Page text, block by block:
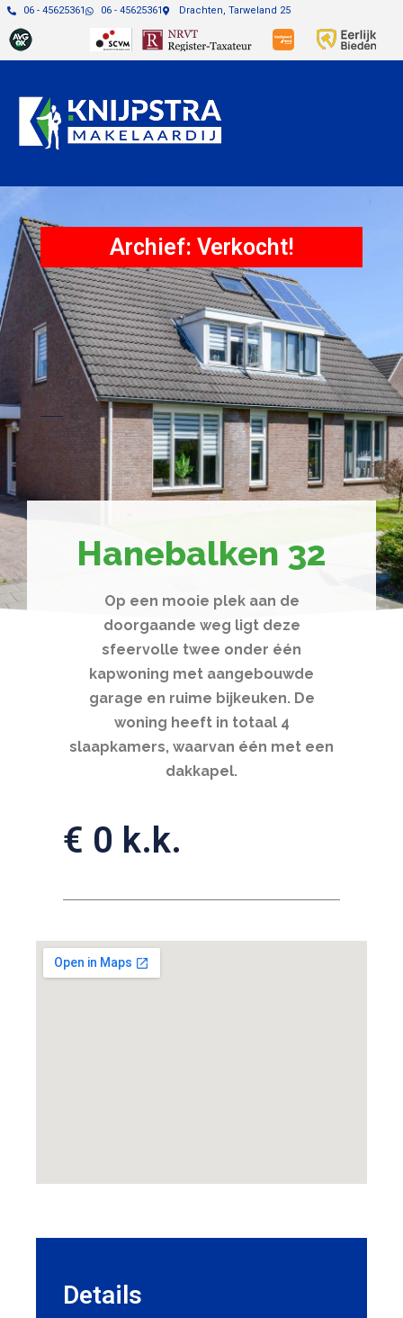
06 - 45625361 06 - 45625361 Drachten, Tarweland 25
Archief: Verkocht!
Hanebalken 32
Op een mooie plek aan de
doorgaande weg ligt deze
sfeervolle twee onder één
kapwoning met aangebouwde
garage en ruime bijkeuken. De
woning heeft in totaal 4
slaapkamers, waarvan één met een
dakkapel.
€ 0 k.k.
Details